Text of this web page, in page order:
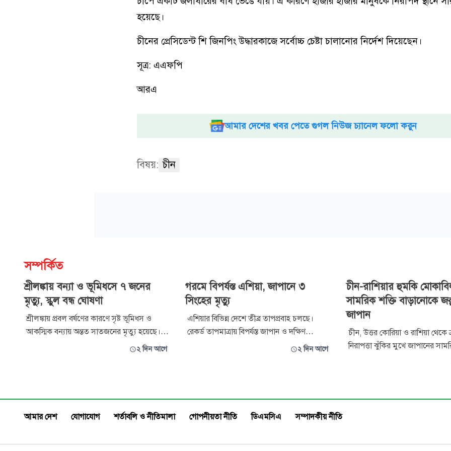
হয়েছে।
চীনের প্রেসিডেন্ট শি জিনপিং উদ্ধারকাজে সর্বোচ্চ চেষ্টা চালানোর নির্দেশ দিয়েছেন।
সূত্র: এএফপি
আরএ
আমার দেশের খবর পেতে গুগল নিউজ চ্যানেল ফলো করুন
বিষয়: চীন
সম্পর্কিত
শ্রীলঙ্কায় বন্যা ও ভূমিধসে ৭ জনের
মৃত্যু, স্কুল বন্ধ ঘোষণা
শ্রীলঙ্কায় প্রবল বর্ষণের কারণে সৃষ্ট ভূমিধস ও
আকস্মিক বন্যায় অন্তত সাতজনের মৃত্যু হয়েছে। এ
ঘটনায় আরো কয়েকজন আহত হয়েছে। পরিস্থিতি
প্রতিবেদনে এ তথ্য জানানো হয়েছে
২ দিন আগে
গরমে বিপর্যস্ত এশিয়া, জাপানে ৩
সিংহের মৃত্যু
এশিয়ার বিভিন্ন দেশে তীব্র তাপপ্রবাহ চলছে।
রেকর্ড তাপমাত্রায় বিপর্যস্ত জাপান ও দক্ষিণ
কোরিয়া। এই তীব্র গরমে টোকিওর একটি
স্ট্রেস’কে সন্দেহ করা হচ্ছে। টোকি
২ দিন আগে
চীন-রাশিয়ার হুমকি
সামরিক শক্তি বাড়ানোকে
জাপান
চীন, উত্তর কোরিয়া ও রাশিয়া থেকে
নিরাপত্তা ঝুঁকির মুখে জাপানের
আরও দ্রুত শক্তিশালী করা জরুরি
প্রতিরক্ষা শ্বেতপত্রের ভূমিকায়
আমার দেশ যোগাযোগ শর্তাবলি ও নীতিমালা গোপনীয়তা নীতি ডিএমসিএ সম্পাদকীয় নীতি